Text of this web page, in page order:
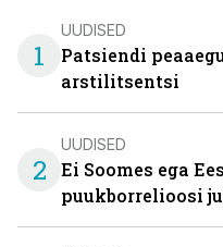
1
UUDISED
Patsiendi
arstilitsentsi
2
UUDISED
Ei Soomes ega
puukborrelioosi